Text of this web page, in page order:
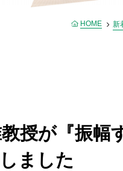
HOME 新
授が『振
ました